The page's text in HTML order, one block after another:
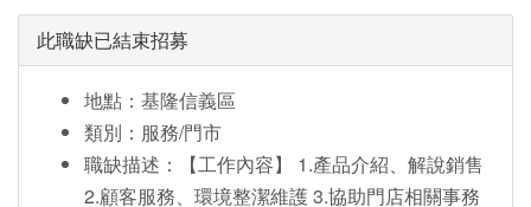
此職缺已結束招募
地點：基隆信義區
類別：服務/門市
職缺描述：【工作內容】 1.產品介紹、解說銷售
2.顧客服務、環境整潔維護 3.協助門店相關事務